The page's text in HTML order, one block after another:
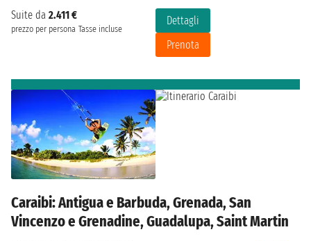
Suite da 2.411 €
prezzo per persona Tasse incluse
Dettagli
Prenota
Caraibi: Antigua e Barbuda, Grenada, San
Vincenzo e Grenadine, Guadalupa, Saint Martin